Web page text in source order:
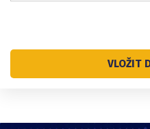
VLOŽIT